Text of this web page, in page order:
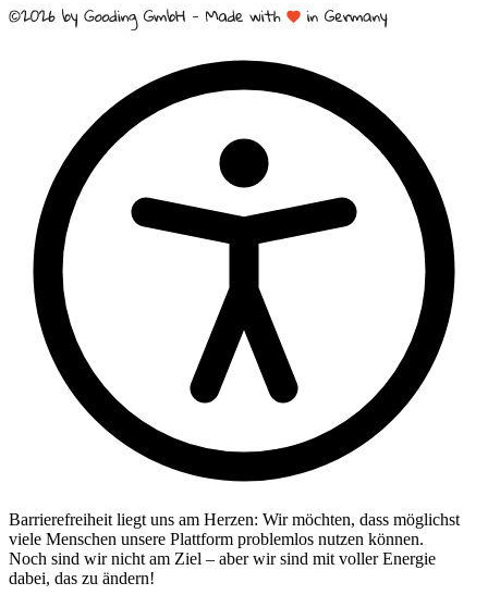
Barrierefreiheit liegt uns am Herzen: Wir möchten, dass möglichst
viele Menschen unsere Plattform problemlos nutzen können.
Noch sind wir nicht am Ziel – aber wir sind mit voller Energie
dabei, das zu ändern!